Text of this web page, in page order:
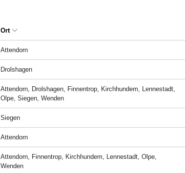
Ort
Attendorn
Drolshagen
Attendorn, Drolshagen, Finnentrop, Kirchhundem, Lennestadt,
Olpe, Siegen, Wenden
Siegen
Attendorn
Attendorn, Finnentrop, Kirchhundem, Lennestadt, Olpe,
Wenden